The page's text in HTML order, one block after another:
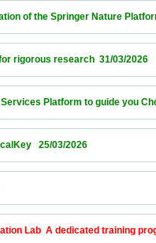
of the Springer
for rigorous research
Services Platform to
ClinicalKey   25/03/2026
03/2026
Lab  A dedicated